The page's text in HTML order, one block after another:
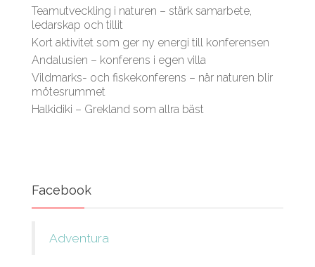
Teamutveckling i naturen – stärk samarbete,
ledarskap och tillit
Kort aktivitet som ger ny energi till konferensen
Andalusien – konferens i egen villa
Vildmarks- och fiskekonferens – när naturen blir
mötesrummet
Halkidiki – Grekland som allra bäst
Facebook
Adventura